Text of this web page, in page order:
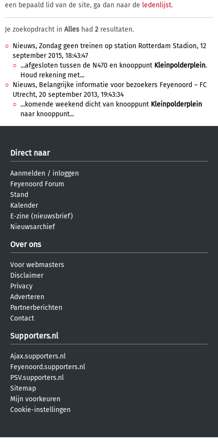
een bepaald lid van de site, ga dan naar de ledenlijst.
Je zoekopdracht in Alles had 2 resultaten.
Nieuws, Zondag geen treinen op station Rotterdam Stadion, 12
september 2015, 18:43:47
...afgesloten tussen de N470 en knooppunt Kleinpolderplein.
Houd rekening met...
Nieuws, Belangrijke informatie voor bezoekers Feyenoord – FC
Utrecht, 20 september 2013, 19:43:34
...komende weekend dicht van knooppunt Kleinpolderplein
naar knooppunt...
Direct naar
Aanmelden / inloggen
Feyenoord Forum
Stand
Kalender
E-zine (nieuwsbrief)
Nieuwsarchief
Over ons
Voor webmasters
Disclaimer
Privacy
Adverteren
Partnerberichten
Contact
Supporters.nl
Ajax.supporters.nl
Feyenoord.supporters.nl
PSV.supporters.nl
Sitemap
Mijn voorkeuren
Cookie-instellingen